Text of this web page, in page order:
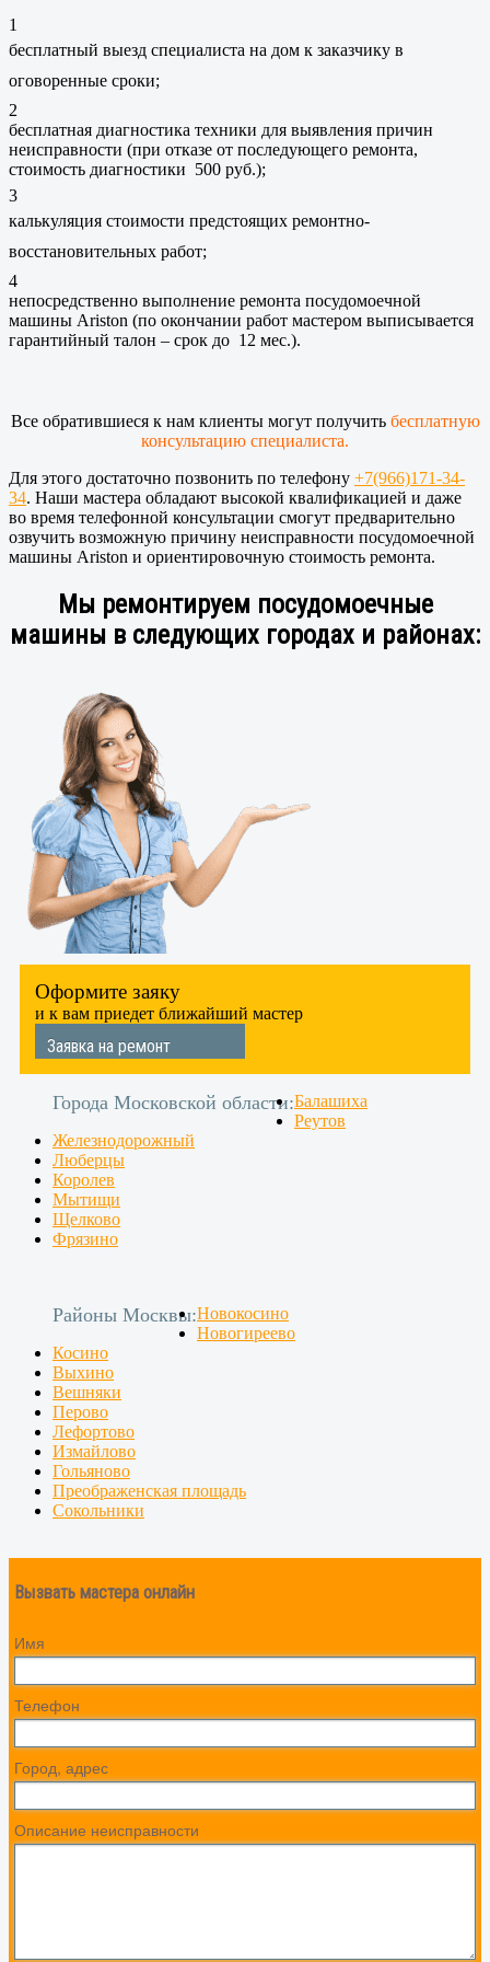
1
бесплатный выезд специалиста на дом к заказчику в
оговоренные сроки;
2
бесплатная диагностика техники для выявления причин
неисправности (при отказе от последующего ремонта,
стоимость диагностики 500 руб.);
3
калькуляция стоимости предстоящих ремонтно-
восстановительных работ;
4
непосредственно выполнение ремонта посудомоечной
машины Ariston (по окончании работ мастером выписывается
гарантийный талон – срок до 12 мес.).
Все обратившиеся к нам клиенты могут получить бесплатную
консультацию специалиста.
Для этого достаточно позвонить по телефону +7(966)171-34-
34. Наши мастера обладают высокой квалификацией и даже
во время телефонной консультации смогут предварительно
озвучить возможную причину неисправности посудомоечной
машины Ariston и ориентировочную стоимость ремонта.
Мы ремонтируем посудомоечные
машины в следующих городах и районах:
Оформите заяку
и к вам приедет ближайший мастер
Заявка на ремонт
Города Московской области:Балашиха
Реутов
Железнодорожный
Люберцы
Королев
Мытищи
Щелково
Фрязино
Районы Москвы:Новокосино
Новогиреево
Косино
Выхино
Вешняки
Перово
Лефортово
Измайлово
Гольяново
Преображенская площадь
Сокольники
Вызвать мастера онлайн
Имя
Телефон
Город, адрес
Описание неисправности